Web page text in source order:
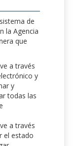
de
la Agencia
que
a través
y
y
todas las
a través
el estado